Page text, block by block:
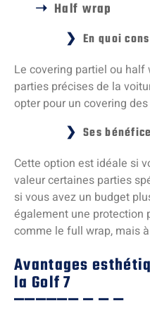
Half wrap
En quoi
Le covering partiel ou half
parties précises de la
opter pour un covering
Ses
Cette option est idéale si
valeur certaines parties
si vous avez un budget
également une protection
comme le full wrap, mais
Avantages
la Golf 7